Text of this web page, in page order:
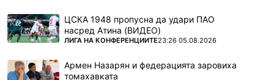
ЦСКА 1948 пропусна да удари ПАО
насред Атина (ВИДЕО)
ПОВЕЧЕ ОТ
ЛИГА НА КОНФЕРЕНЦИИТЕ23:26 05.08.2026
Армен Назарян и федерацията заровиха
томахавката